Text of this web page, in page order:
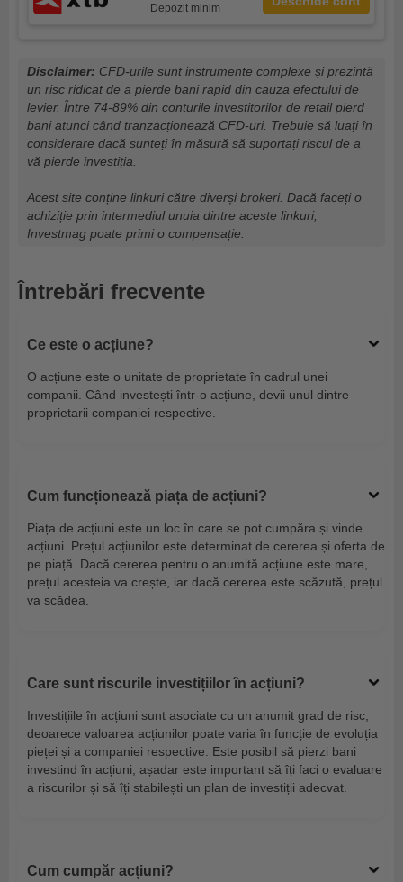
Depozit minim
Disclaimer: CFD-urile sunt instrumente complexe și prezintă
un risc ridicat de a pierde bani rapid din cauza efectului de
levier. Între 74-89% din conturile investitorilor de retail pierd
bani atunci când tranzacționează CFD-uri. Trebuie să luați în
considerare dacă sunteți în măsură să suportați riscul de a
vă pierde investiția.
Acest site conține linkuri către diverși brokeri. Dacă faceți o
achiziție prin intermediul unuia dintre aceste linkuri,
Investmag poate primi o compensație.
Întrebări frecvente
Ce este o acțiune?
O acțiune este o unitate de proprietate în cadrul unei
companii. Când investești într-o acțiune, devii unul dintre
proprietarii companiei respective.
Cum funcționează piața de acțiuni?
Piața de acțiuni este un loc în care se pot cumpăra și vinde
acțiuni. Prețul acțiunilor este determinat de cererea și oferta de
pe piață. Dacă cererea pentru o anumită acțiune este mare,
prețul acesteia va crește, iar dacă cererea este scăzută, prețul
va scădea.
Care sunt riscurile investițiilor în acțiuni?
Investițiile în acțiuni sunt asociate cu un anumit grad de risc,
deoarece valoarea acțiunilor poate varia în funcție de evoluția
pieței și a companiei respective. Este posibil să pierzi bani
investind în acțiuni, așadar este important să îți faci o evaluare
a riscurilor și să îți stabilești un plan de investiții adecvat.
Cum cumpăr acțiuni?